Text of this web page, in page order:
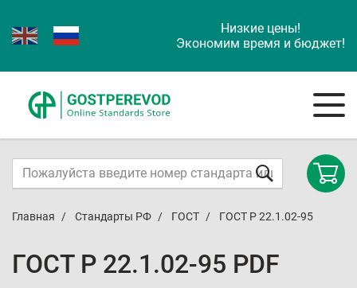
Низкие цены!
Экономим время и бюджет!
Главная Стандарты РФ ГОСТ ГОСТ Р 22.1.02-95
ГОСТ Р 22.1.02-95 PDF